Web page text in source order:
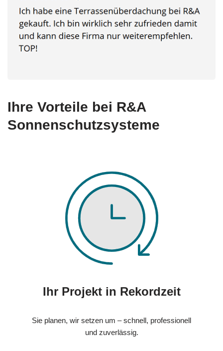
Ihre Vorteile bei R&A
Sonnenschutzsysteme
Ihr Projekt in Rekordzeit
Sie planen, wir setzen um – schnell, professionell
und zuverlässig.